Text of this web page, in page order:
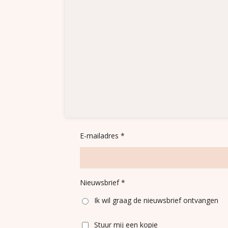
E-mailadres *
Nieuwsbrief *
Ik wil graag de nieuwsbrief ontvangen
Stuur mij een kopie